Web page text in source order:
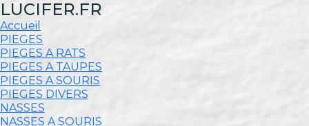
LUCIFER.FR
Accueil
PIEGES
PIEGES A RATS
PIEGES A TAUPES
PIEGES A SOURIS
PIEGES DIVERS
NASSES
NASSES A SOURIS